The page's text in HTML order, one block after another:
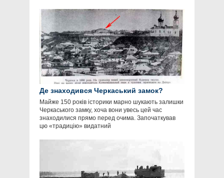
Де знаходився Черкаський замок?
Майже 150 років історики марно шукають залишки
Черкаського замку, хоча вони увесь цей час
знаходилися прямо перед очима. Започаткував
цю «традицію» видатний